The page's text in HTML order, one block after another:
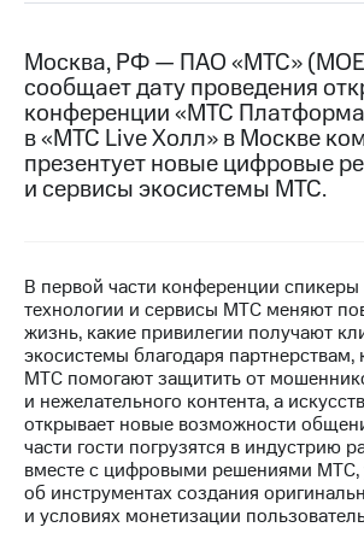
информация
Контакты
Медиа-центр
Пресс-
релизы
МТС
Интервью
Финансовая
отчетность
Контакты
Новости
в
регионе
Москва, РФ — ПАО «МТС»
сообщает дату проведения
конференции «МТС
в «МТС Live Холл» в Москве
презентует новые цифровые
и сервисы экосистемы МТС.
В первой части конференции спикеры
технологии и сервисы МТС меняют
жизнь, какие привилегии получают
экосистемы благодаря партнерствам,
МТС помогают защитить от
и нежелательного контента, а
открывает новые возможности
части гости погрузятся в индустрию
вместе с цифровыми решениями МТС,
об инструментах создания
и условиях монетизации